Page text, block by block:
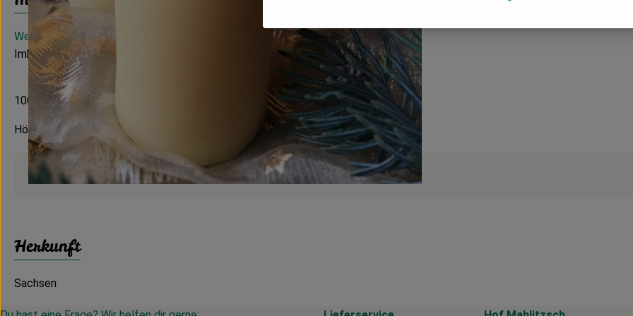
Weitere Informationen
Imkerfachhandel Wittig, Nossen
100% Bienenwachs
Höhe 10 cm, Breite 4 cm
Produktinformationen
Herkunft
Sachsen